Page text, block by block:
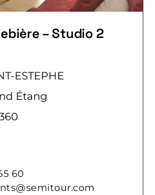
– Studio 2
ESTEPHE
Étang
60